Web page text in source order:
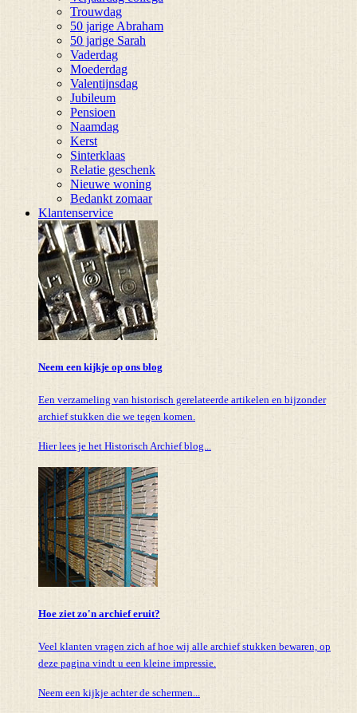
Trouwdag
50 jarige Abraham
50 jarige Sarah
Vaderdag
Moederdag
Valentijnsdag
Jubileum
Pensioen
Naamdag
Kerst
Sinterklaas
Relatie geschenk
Nieuwe woning
Bedankt zomaar
Klantenservice
Neem een kijkje op ons blog
Een verzameling van historisch gerelateerde artikelen en bijzonder
archief stukken die we tegen komen.
Hier lees je het Historisch Archief blog...
Hoe ziet zo'n archief eruit?
Veel klanten vragen zich af hoe wij alle archief stukken bewaren, op
deze pagina vindt u een kleine impressie.
Neem een kijkje achter de schermen...